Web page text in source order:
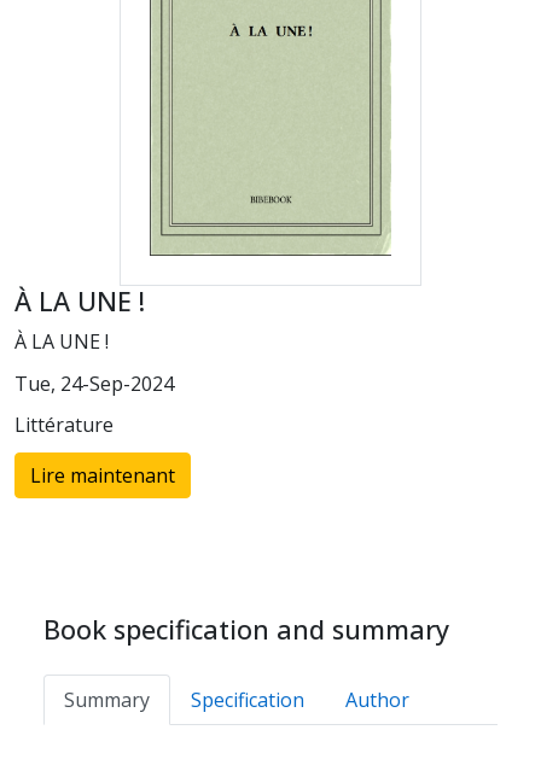
À LA UNE !
À LA UNE !
Tue, 24-Sep-2024
Littérature
Lire maintenant
Book specification and summary
Summary Specification Author